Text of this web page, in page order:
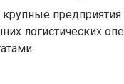
крупные
логистических